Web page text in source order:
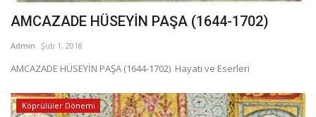
AMCAZADE HÜSEYİN PAŞA (1644-1702)
Admin Şub 1, 2018
AMCAZADE HÜSEYİN PAŞA (1644-1702) Hayatı ve Eserleri
Köprülüler Dönemi